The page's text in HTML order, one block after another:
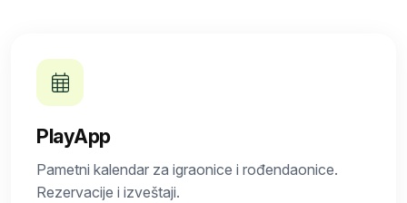
PlayApp
Pametni kalendar za igraonice i rođendaonice.
Rezervacije i izveštaji.